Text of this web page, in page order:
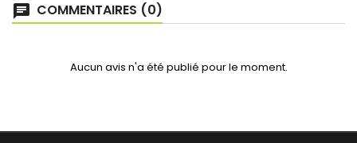
COMMENTAIRES (0)
Aucun avis n'a été publié pour le moment.